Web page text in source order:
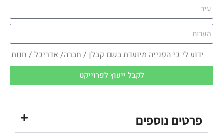
ידוע לי כי הפנייה מיועדת בשם קבלן / חברה/ אדריכל / חנות
לקבל ייעוץ לפרוייקט
פרטים נוספים